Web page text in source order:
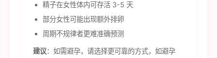
精子在女性体内可存活 3-5 天
部分女性可能出现额外排卵
周期不规律者更难准确预测
建议：如需避孕，请选择更可靠的方式，如避孕